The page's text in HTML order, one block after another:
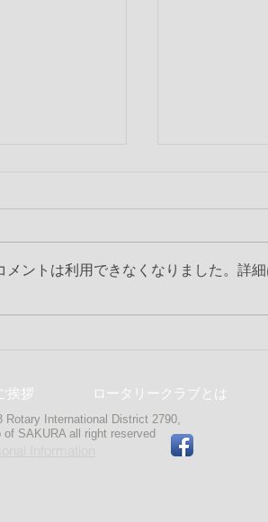
夜間例会
メントは利用できなくなりました。詳
ご挨拶 ロータリークラブとは
Rotary International District 2790,
all right reserved